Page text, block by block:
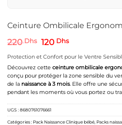
Ceinture Ombilicale
220Dhs Le
initial
était :
220 Dhs.
120 DhsLe
actuel
est :
120 Dhs.
Protection et Confort pour le Ventre
Découvrez cette ceinture ombilicale
conçu pour protéger la zone sensible du
de la naissance à 3 mois. Elle offre une
pendant les moments où vous portez ou
UGS :8680761076661
Catégories : Pack Naissance Clinique bébé Packs